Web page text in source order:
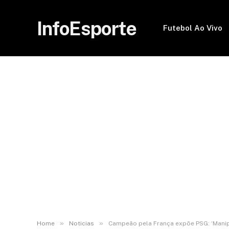
InfoEsporte Futebol Ao Vivo
Home » Noticias » Campeão pela França expõe PSG: